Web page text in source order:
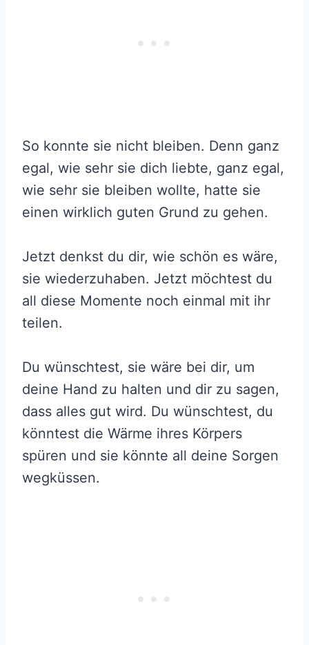
So konnte sie nicht bleiben. Denn ganz
egal, wie sehr sie dich liebte, ganz egal,
wie sehr sie bleiben wollte, hatte sie
einen wirklich guten Grund zu gehen.
Jetzt denkst du dir, wie schön es wäre,
sie wiederzuhaben. Jetzt möchtest du
all diese Momente noch einmal mit ihr
teilen.
Du wünschtest, sie wäre bei dir, um
deine Hand zu halten und dir zu sagen,
dass alles gut wird. Du wünschtest, du
könntest die Wärme ihres Körpers
spüren und sie könnte all deine Sorgen
wegküssen.